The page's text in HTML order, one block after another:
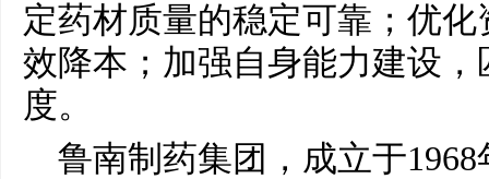
定药材质量的稳定可靠；优
效降本；加强自身能力建设
度。
鲁南制药集团，成立于